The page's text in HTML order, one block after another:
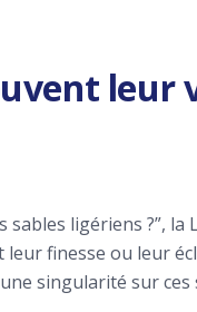
leur
ligériens ?”,
finesse ou leur
singularité sur ces